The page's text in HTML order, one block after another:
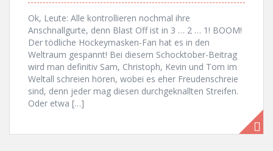
Ok, Leute: Alle kontrollieren nochmal ihre
Anschnallgurte, denn Blast Off ist in 3 … 2 … 1! BOOM!
Der tödliche Hockeymasken-Fan hat es in den
Weltraum gespannt! Bei diesem Schocktober-Beitrag
wird man definitiv Sam, Christoph, Kevin und Tom im
Weltall schreien hören, wobei es eher Freudenschreie
sind, denn jeder mag diesen durchgeknallten Streifen.
Oder etwa […]